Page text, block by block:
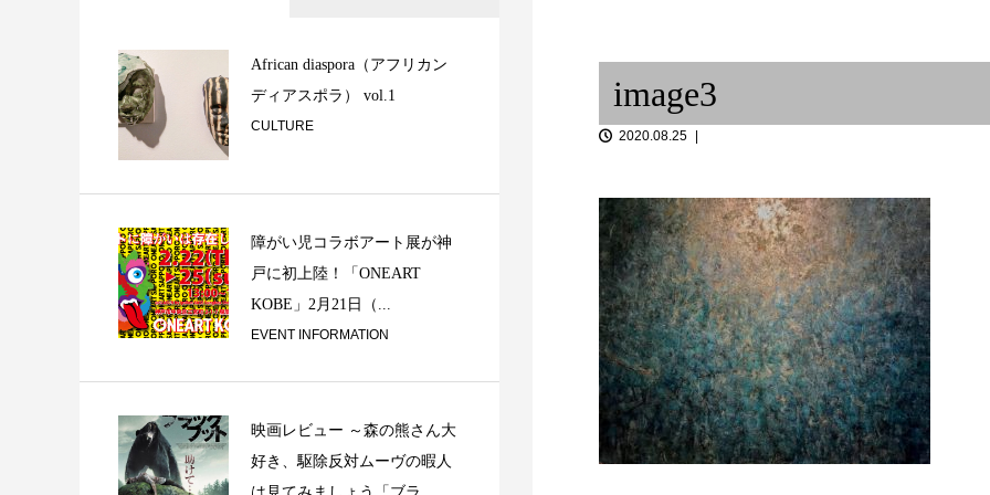
張り神事ご奉納』③
Reunión Secreta – 関西... 選盤
ジャポニズム 冬のススメ 独り言 ③ Tacos, vino y
image3
2020.08.25
African diaspora（アフリカン
ディアスポラ） vol.1
CULTURE
障がい児コラボアート展が神
戸に初上陸！「ONEART
KOBE」2月21日（...
EVENT INFORMATION
映画レビュー ～森の熊さん大
好き、駆除反対ムーヴの暇人